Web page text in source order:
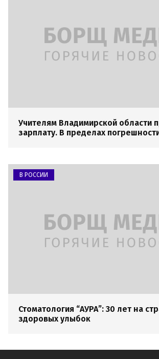
Учителям Владимирской области
зарплату. В пределах
В РОССИИ
Стоматология “АУРА”: 30 лет на
здоровых улыбок